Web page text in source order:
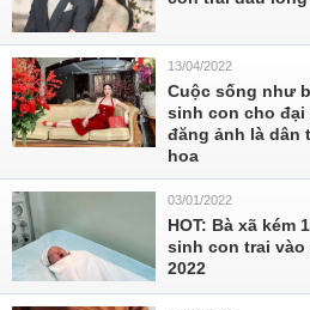
13/04/2022
Cuộc sống như
sinh con cho đại
đăng ảnh là dân
hoa
03/01/2022
HOT: Bà xã kém
sinh con trai vào
2022